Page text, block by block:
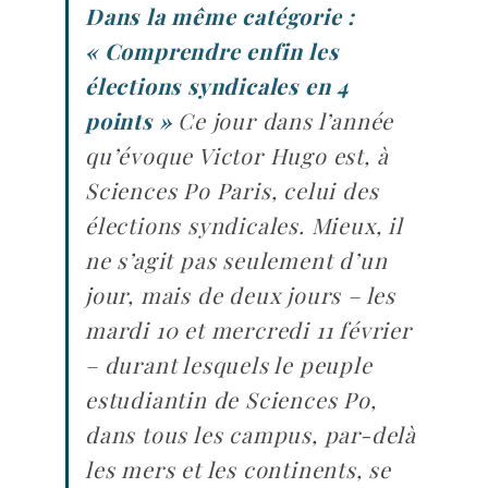
Dans la même catégorie :
« Comprendre enfin les
élections syndicales en 4
points » Ce jour dans l’année
qu’évoque Victor Hugo est, à
Sciences Po Paris, celui des
élections syndicales. Mieux, il
ne s’agit pas seulement d’un
jour, mais de deux jours – les
mardi 10 et mercredi 11 février
– durant lesquels le peuple
estudiantin de Sciences Po,
dans tous les campus, par-delà
les mers et les continents, se